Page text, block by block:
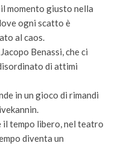
momento giusto nella
ogni scatto è
al caos.
Benassi, che ci
di attimi
in un gioco di rimandi
il tempo libero, nel teatro
diventa un